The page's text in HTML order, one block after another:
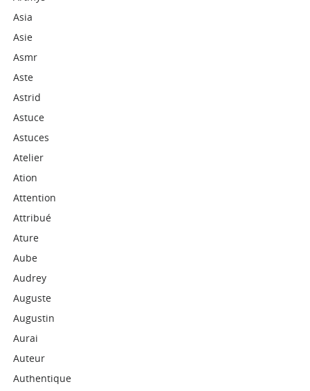
Asia
Asie
Asmr
Aste
Astrid
Astuce
Astuces
Atelier
Ation
Attention
Attribué
Ature
Aube
Audrey
Auguste
Augustin
Aurai
Auteur
Authentique